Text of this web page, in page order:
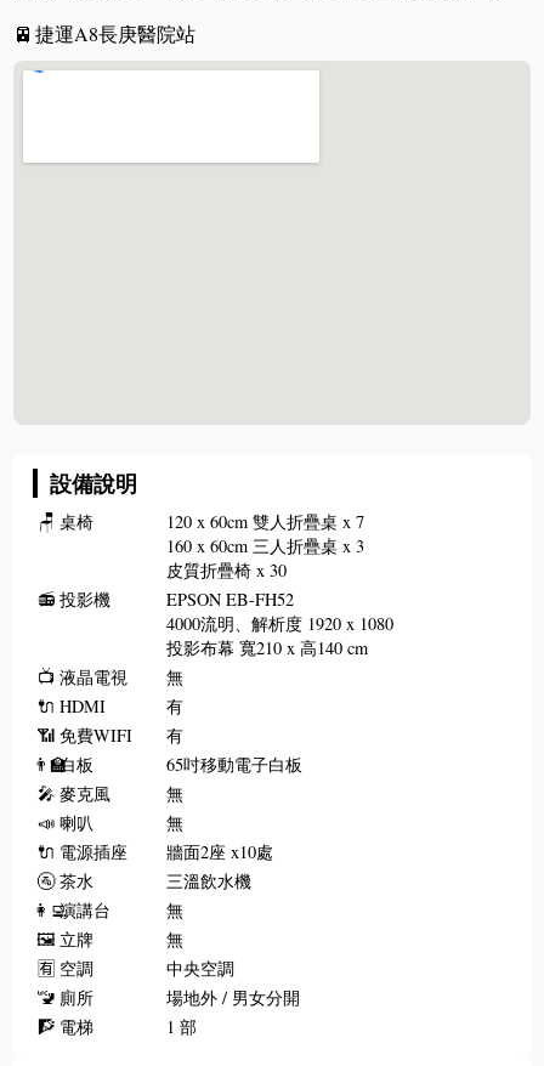
🚈 捷運A8長庚醫院站
設備說明
🪑 桌椅
120 x 60cm 雙人折疊桌 x 7
160 x 60cm 三人折疊桌 x 3
皮質折疊椅 x 30
📻 投影機
EPSON EB-FH52
4000流明、解析度 1920 x 1080
投影布幕 寬210 x 高140 cm
📺 液晶電視
無
🔌 HDMI
有
📶 免費WIFI
有
👨‍🏫白板
65吋移動電子白板
🎤 麥克風
無
📣 喇叭
無
🔌 電源插座
牆面2座 x10處
🚰 茶水
三溫飲水機
👩‍💻演講台
無
🖼️ 立牌
無
🈶 空調
中央空調
🚾 廁所
場地外 / 男女分開
🧗 電梯 1 部